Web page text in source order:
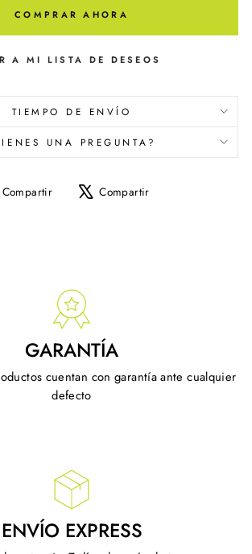
COMPRAR AHORA
A MI LISTA DE DESEOS
TIEMPO DE ENVÍO
UNA PREGUNTA?
Compartir
CompartirCompartir
GARANTÍA
cuentan con garantía ante cualquier
defecto
ENVÍO EXPRESS